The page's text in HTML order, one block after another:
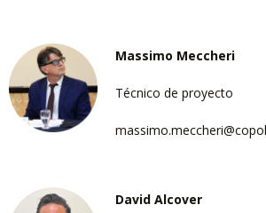
Massimo Meccheri
Técnico de proyecto
David Alcover